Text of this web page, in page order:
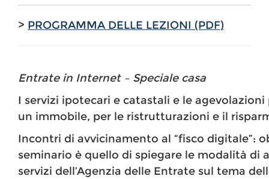
> PROGRAMMA DELLE LEZIONI (PDF)
Entrate in Internet – Speciale casa
I servizi ipotecari e catastali e le
un immobile, per le ristrutturazioni e il
Incontri di avvicinamento al “fisco digitale”:
seminario è quello di spiegare le modalità di
servizi dell’Agenzia delle Entrate sul tema